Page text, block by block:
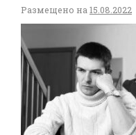
Размещено на 15.08.2022